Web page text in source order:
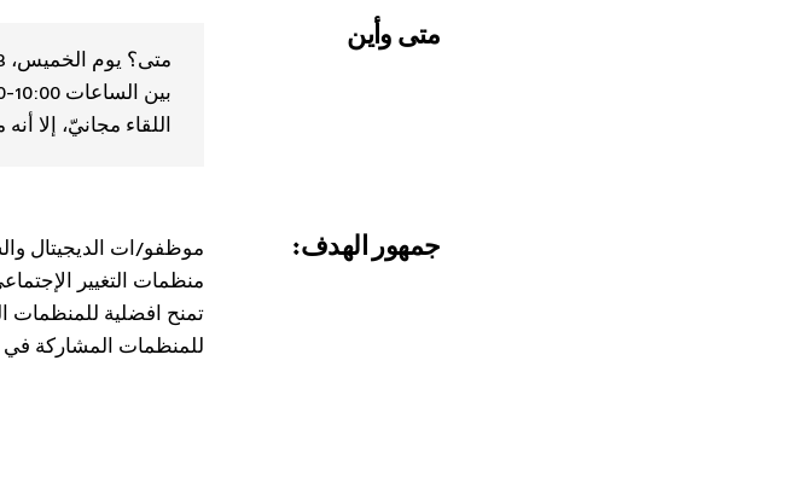
متى وأين
متى؟ يوم الخميس، 16.3.23
بين الساعات 10:00-11:00
اللقاء مجانيّ، إلا
جمهور الهدف:
موظفو/ات الديجيتال
منظمات التغيير
تمنح افضلية للمنظمات
للمنظمات المشاركة في